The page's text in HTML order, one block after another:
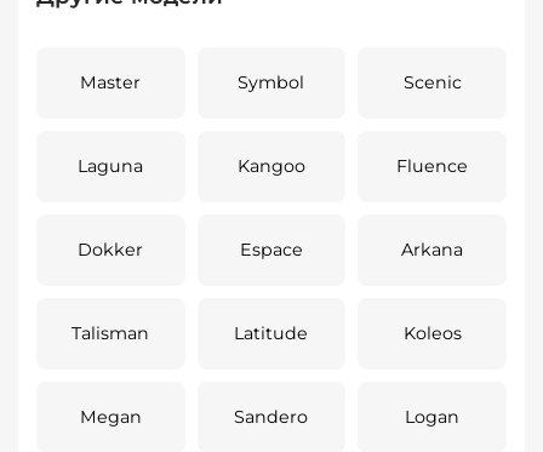
Master Symbol Scenic
Laguna Kangoo Fluence
Dokker Espace Arkana
Talisman Latitude Koleos
Megan Sandero Logan